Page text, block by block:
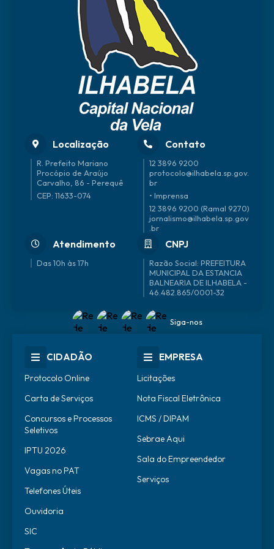
Localização
R. Prefeito Mariano
Procópio de Araújo
Carvalho, 86 - Perequê
CEP: 11633-074
Contato
12 3896 9200
protocolo@ilhabela.sp.gov.
br
• Imprensa
12 3896 9200 (Ramal 9270)
jornalismo@ilhabela.sp.gov
.br
Atendimento
Das 10h às 17h
CNPJ
46.482.865/0001-32
Siga-nos
CIDADÃO
Protocolo Online
Carta de Serviços
Concursos e Processos
Seletivos
IPTU 2026
Vagas no PAT
Telefones Úteis
Ouvidoria
SIC
EMPRESA
Licitações
Nota Fiscal Eletrônica
ICMS / DIPAM
Sebrae Aqui
Sala do Empreendedor
Serviços